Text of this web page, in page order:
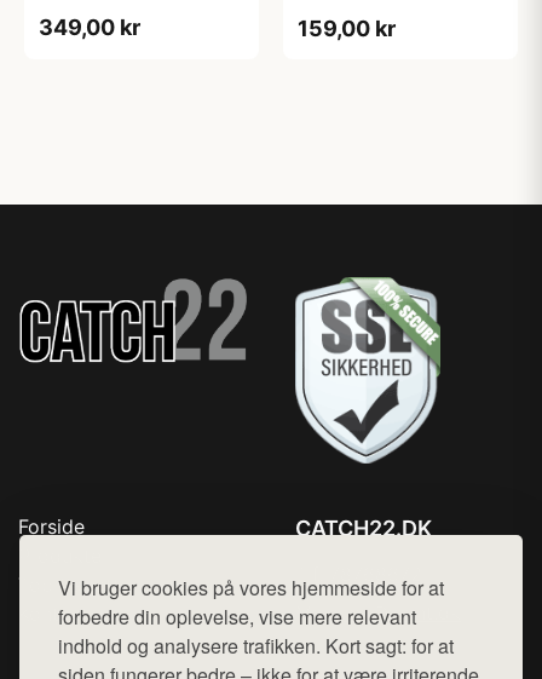
Vi bruger cookies på vores hjemmeside for at
forbedre din oplevelse, vise mere relevant
indhold og analysere trafikken. Kort sagt: for at
349,00 kr 159,00 kr
Forside
Top Rabatter
Kontakt
CATCH22.DK
Mail: hej@want.dk
Cookie- og privatlivspolitik